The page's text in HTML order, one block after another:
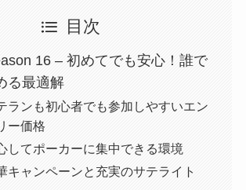
目次
16 – 初めてでも安心！誰で
る最適解
ランも初心者でも参加しやすいエン
ー価格
してポーカーに集中できる環境
キャンペーンと充実のサテライト